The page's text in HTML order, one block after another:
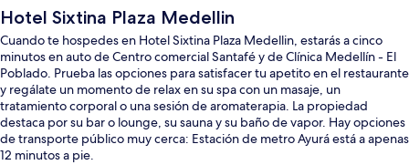
Hotel Sixtina Plaza Medellin
Cuando te hospedes en Hotel Sixtina Plaza Medellin, estarás a cinco
minutos en auto de Centro comercial Santafé y de Clínica Medellín - El
Poblado. Prueba las opciones para satisfacer tu apetito en el restaurante
y regálate un momento de relax en su spa con un masaje, un
tratamiento corporal o una sesión de aromaterapia. La propiedad
destaca por su bar o lounge, su sauna y su baño de vapor. Hay opciones
de transporte público muy cerca: Estación de metro Ayurá está a apenas
12 minutos a pie.